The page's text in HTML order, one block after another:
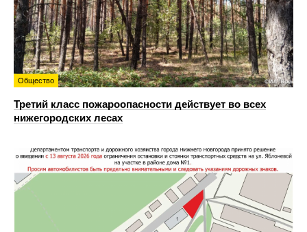
Общество
Третий класс пожароопасности действует во всех
нижегородских лесах